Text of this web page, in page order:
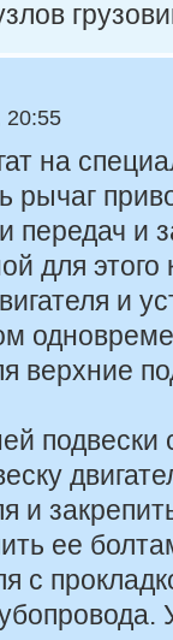
20:55
на
рычаг
передач и
для
и
верхние
и
ее
с